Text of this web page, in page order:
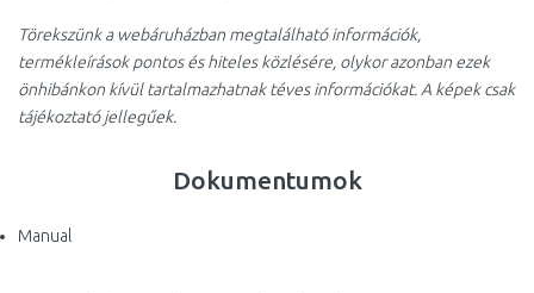
Törekszünk a webáruházban megtalálható információk,
termékleírások pontos és hiteles közlésére, olykor azonban ezek
önhibánkon kívül tartalmazhatnak téves információkat. A képek csak
tájékoztató jellegűek.
Dokumentumok
Manual